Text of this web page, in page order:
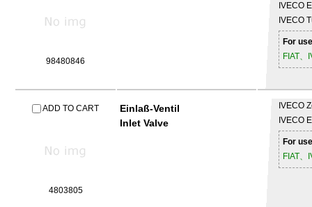
98480846
IVECO
IVECO
For
FIAT、
ADD TO CART
4803805
Einlaß-Ventil
Inlet Valve
IVECO
IVECO
For
FIAT、